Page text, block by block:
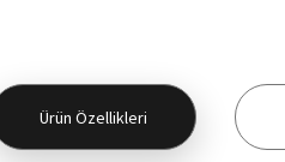
Ürün Özellikleri